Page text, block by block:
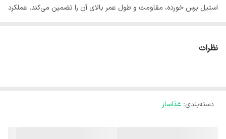
استیل برس خورده، مقاومت و طول عمر بالای آن را تضمین می‌کند. عملکرد
این غذاساز، نیاز کاربران به خرید دستگاه‌های جداگانه را به طور کامل
دارای طراحی ساده بوده و استفاده از آن برای همه افراد، از مبتدی گرفته تا
نظرات
دسته‌بندی: غذاساز